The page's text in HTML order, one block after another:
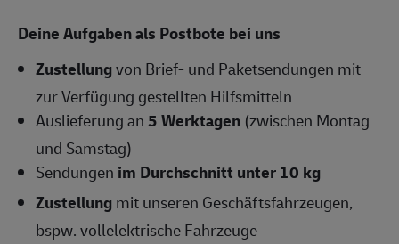
Deine Aufgaben als Postbote bei uns
Zustellungvon Brief- und Paketsendungen mit
zur Verfügung gestellten Hilfsmitteln
Auslieferung an5 Werktagen (zwischen Montag
und Samstag)
Sendungen im Durchschnitt unter 10 kg
Zustellungmit unseren Geschäftsfahrzeugen,
bspw. vollelektrische Fahrzeuge